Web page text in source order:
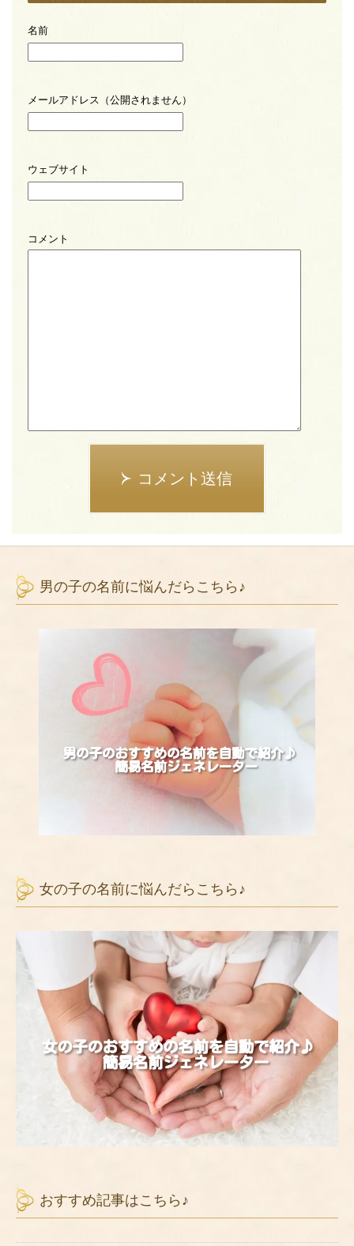
名前
メールアドレス（公開されません）
ウェブサイト
コメント
コメント送信
男の子の名前に悩んだらこちら♪
女の子の名前に悩んだらこちら♪
おすすめ記事はこちら♪